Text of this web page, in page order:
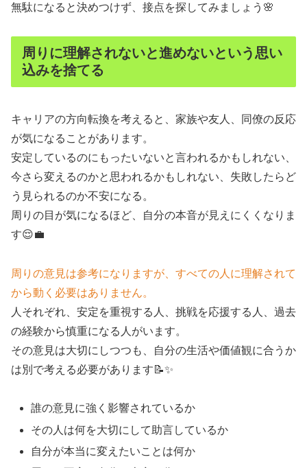
無駄になると決めつけず、接点を探してみましょう🌸
周りに理解されないと進めないという思い
込みを捨てる
キャリアの方向転換を考えると、家族や友人、同僚の反応
が気になることがあります。
安定しているのにもったいないと言われるかもしれない、
今さら変えるのかと思われるかもしれない、失敗したらど
う見られるのか不安になる。
周りの目が気になるほど、自分の本音が見えにくくなりま
す😌💼
周りの意見は参考になりますが、すべての人に理解されて
から動く必要はありません。
人それぞれ、安定を重視する人、挑戦を応援する人、過去
の経験から慎重になる人がいます。
その意見は大切にしつつも、自分の生活や価値観に合うか
は別で考える必要があります📝✨
誰の意見に強く影響されているか
その人は何を大切にして助言しているか
自分が本当に変えたいことは何か